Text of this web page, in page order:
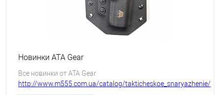
Новинки ATA Gear
Все новинки от ATA Gear
http://www.m555.com.ua/catalog/takticheskoe_snaryazhenie/